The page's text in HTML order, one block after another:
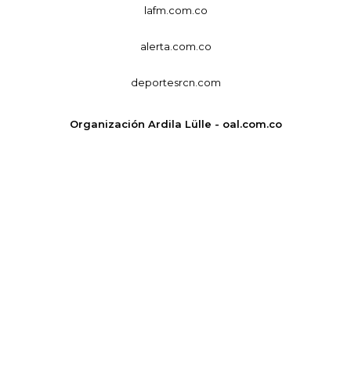
lafm.com.co
alerta.com.co
deportesrcn.com
Organización Ardila Lülle - oal.com.co